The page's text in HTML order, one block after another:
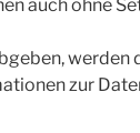
auch ohne
zur